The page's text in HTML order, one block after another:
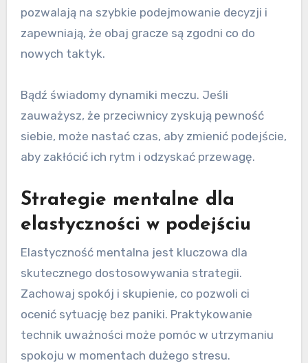
pozwalają na szybkie podejmowanie decyzji i
zapewniają, że obaj gracze są zgodni co do
nowych taktyk.
Bądź świadomy dynamiki meczu. Jeśli
zauważysz, że przeciwnicy zyskują pewność
siebie, może nastać czas, aby zmienić podejście,
aby zakłócić ich rytm i odzyskać przewagę.
Strategie mentalne dla
elastyczności w podejściu
Elastyczność mentalna jest kluczowa dla
skutecznego dostosowywania strategii.
Zachowaj spokój i skupienie, co pozwoli ci
ocenić sytuację bez paniki. Praktykowanie
technik uważności może pomóc w utrzymaniu
spokoju w momentach dużego stresu.